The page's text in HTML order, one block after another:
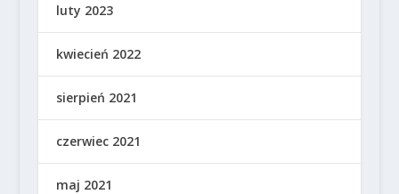
luty 2023
kwiecień 2022
sierpień 2021
czerwiec 2021
maj 2021